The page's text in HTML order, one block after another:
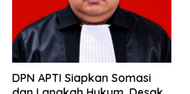
DPN APTI Siapkan Somasi